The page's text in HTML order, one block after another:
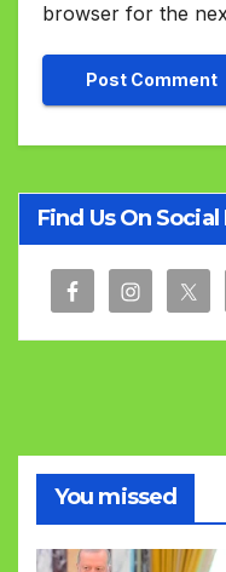
browser for the
Find Us On
You missed